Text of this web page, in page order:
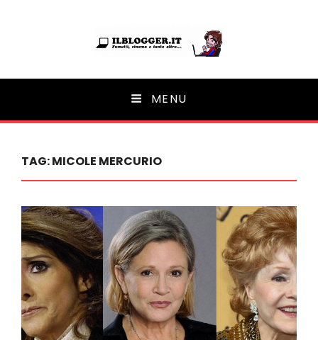
Ilblogger.it
Il portalino di blog | MENU
TAG:MICOLE MERCURIO